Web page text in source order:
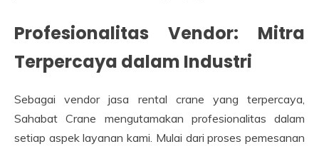
Profesionalitas Vendor: Mitra
Terpercaya dalam Industri
Sebagai vendor jasa rental crane yang terpercaya,
Sahabat Crane mengutamakan profesionalitas dalam
setiap aspek layanan kami. Mulai dari proses pemesanan